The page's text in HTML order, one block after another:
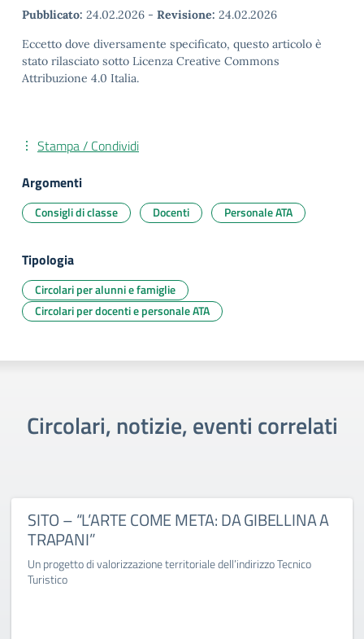
Pubblicato: 24.02.2026 - Revisione: 24.02.2026
Eccetto dove diversamente specificato, questo articolo è
stato rilasciato sotto Licenza Creative Commons
Attribuzione 4.0 Italia.
Stampa / Condividi
Argomenti
Consigli di classe Docenti Personale ATA
Tipologia
Circolari per alunni e famiglie
Circolari per docenti e personale ATA
Circolari, notizie, eventi correlati
SITO – “L’ARTE COME META: DA GIBELLINA A
TRAPANI”
Un progetto di valorizzazione territoriale dell’indirizzo Tecnico
Turistico